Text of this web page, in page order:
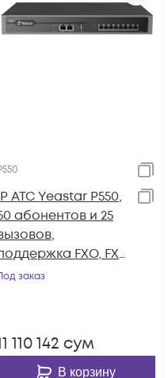
АТС Yeastar P550,
абонентов и 25
FXO, FXS,
BRI
заказ
110 142 сум
В корзину